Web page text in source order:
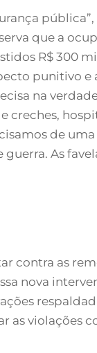
que a
R$ 300
punitivo e
na
creches,
de
As
contra as
nova
as violações